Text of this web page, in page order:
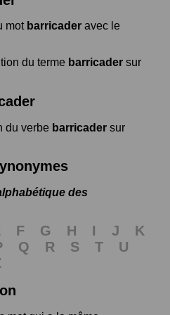
mot barricader avec le
du terme barricader sur
du verbe barricader sur
des
F G H I J
K
Q R S T
U